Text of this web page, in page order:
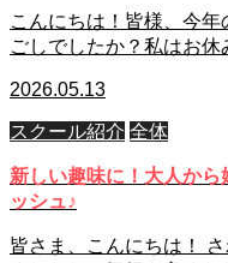
こんにちは！皆様、今
ごしでしたか？私はお
2026.05.13
スクール紹介 全体
新しい趣味に！大人か
ッシュ♪
皆さま、こんにちは！